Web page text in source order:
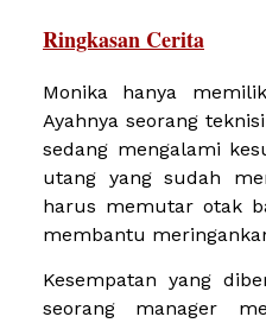
Ringkasan Cerita
Monika hanya
Ayahnya seorang
sedang mengalami
utang yang sudah
harus memutar otak
membantu
Kesempatan yang
seorang manager